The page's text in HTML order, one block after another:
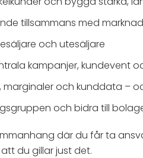
tillsammans med
och utesäljare
kampanjer, kundevent
marginaler och kunddata –
och bidra till
där du får ta
du gillar just det.